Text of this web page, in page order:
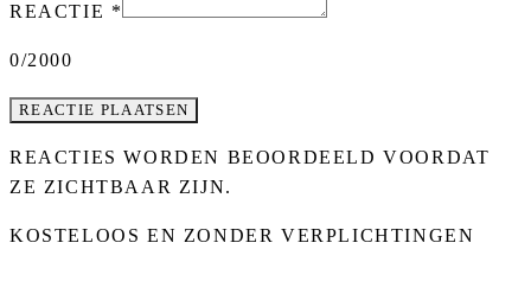
REACTIE *
0/2000
REACTIE PLAATSEN
REACTIES WORDEN BEOORDEELD VOORDAT
ZE ZICHTBAAR ZIJN.
KOSTELOOS EN ZONDER VERPLICHTINGEN